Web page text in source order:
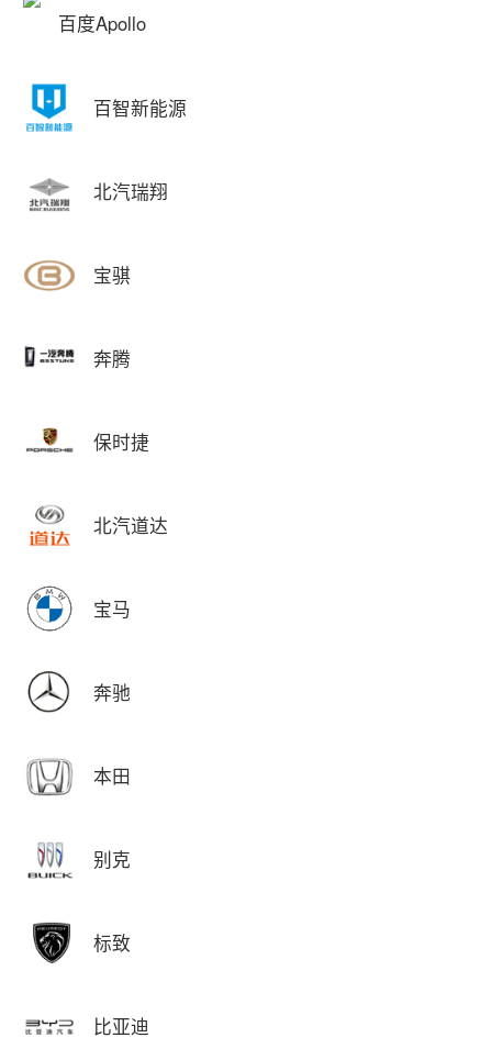
百度Apollo
百智新能源
北汽瑞翔
宝骐
奔腾
保时捷
北汽道达
宝马
奔驰
本田
别克
标致
比亚迪